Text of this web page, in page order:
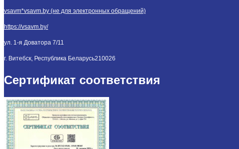
vsavm*vsavm.by (не для электронных обращений)
https://vsavm.by/
ул. 1-я Доватора 7/11
г. Витебск, Республика Беларусь210026
Сертификат соответствия